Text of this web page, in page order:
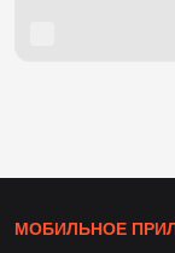
МОБИЛЬНОЕ